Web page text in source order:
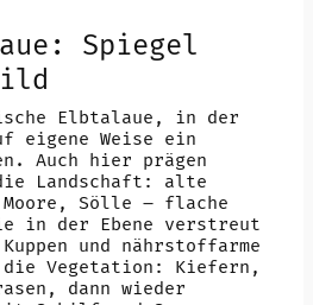
Spiegel
Elbtalaue, in der
Weise ein
Auch hier prägen
Landschaft: alte
Sölle – flache
in der Ebene verstreut
und nährstoffarme
die Vegetation: Kiefern,
dann wieder